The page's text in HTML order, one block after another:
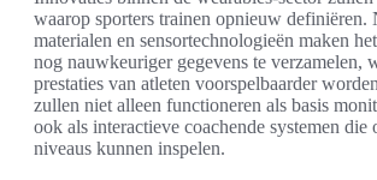
waarop sporters trainen opnieuw definiëren.
materialen en sensortechnologieën maken
nog nauwkeuriger gegevens te verzamelen,
prestaties van atleten voorspelbaarder
zullen niet alleen functioneren als basis
ook als interactieve coachende systemen die
niveaus kunnen inspelen.